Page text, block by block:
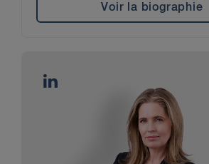
Voir la biographie